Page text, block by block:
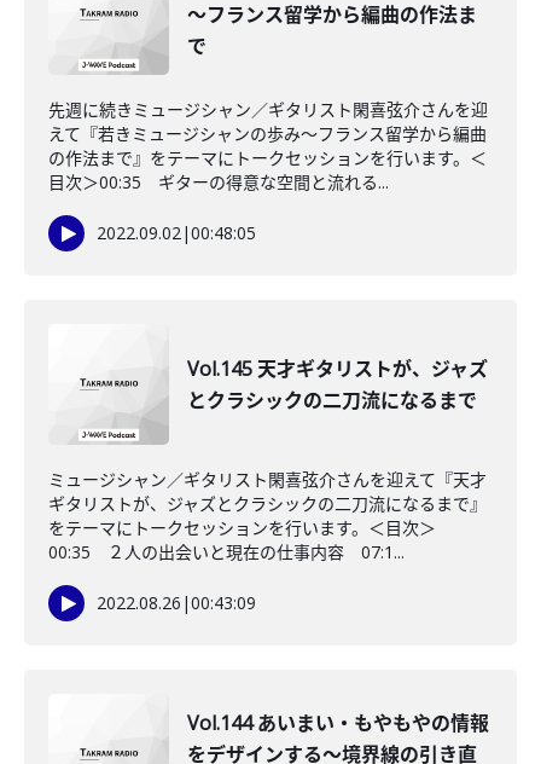
～フランス留学から編曲の作法ま
で
先週に続きミュージシャン／ギタリスト閑喜弦介さんを迎
えて『若きミュージシャンの歩み～フランス留学から編曲
の作法まで』をテーマにトークセッションを行います。＜
目次＞00:35 ギターの得意な空間と流れる...
2022.09.02|00:48:05
Vol.145 天才ギタリストが、ジャズ
とクラシックの二刀流になるまで
ミュージシャン／ギタリスト閑喜弦介さんを迎えて『天才
ギタリストが、ジャズとクラシックの二刀流になるまで』
をテーマにトークセッションを行います。＜目次＞
00:35 ２人の出会いと現在の仕事内容 07:1...
2022.08.26 |00:43:09
Vol.144 あいまい・もやもやの情報
をデザインする～境界線の引き直